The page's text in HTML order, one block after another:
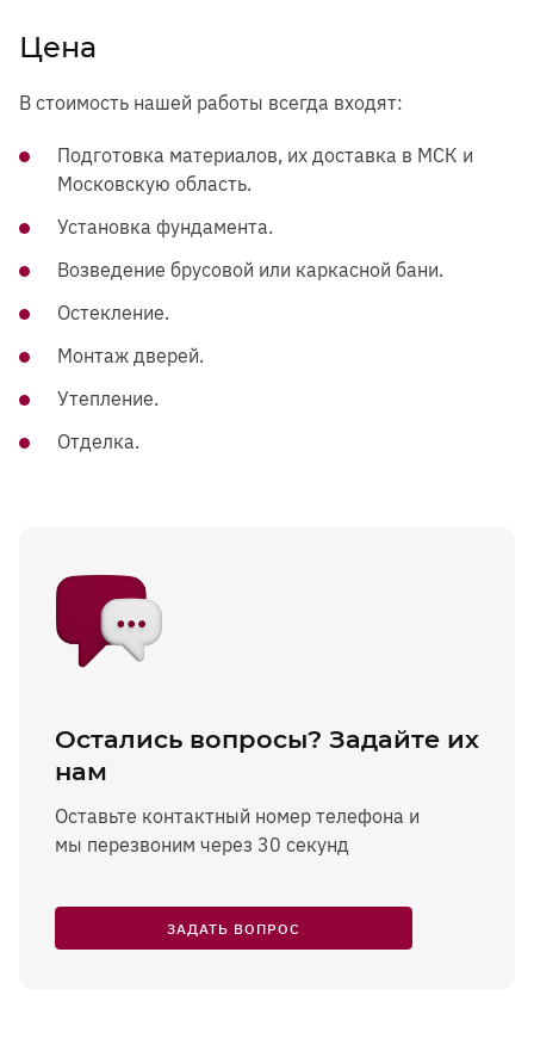
Цена
В стоимость нашей работы всегда входят:
Подготовка материалов, их доставка в МСК и
Московскую область.
Установка фундамента.
Возведение брусовой или каркасной бани.
Остекление.
Монтаж дверей.
Утепление.
Отделка.
Остались вопросы? Задайте их
нам
Оставьте контактный номер телефона и
мы перезвоним через 30 секунд
ЗАДАТЬ ВОПРОС